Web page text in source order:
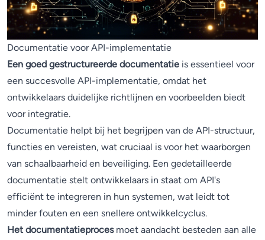
Documentatie voor API-implementatie
Een goed gestructureerde documentatie is essentieel voor
een succesvolle API-implementatie, omdat het
ontwikkelaars duidelijke richtlijnen en voorbeelden biedt
voor integratie.
Documentatie helpt bij het begrijpen van de API-structuur,
functies en vereisten, wat cruciaal is voor het waarborgen
van schaalbaarheid en beveiliging. Een gedetailleerde
documentatie stelt ontwikkelaars in staat om API's
efficiënt te integreren in hun systemen, wat leidt tot
minder fouten en een snellere ontwikkelcyclus.
Het documentatieprocesmoet aandacht besteden aan alle